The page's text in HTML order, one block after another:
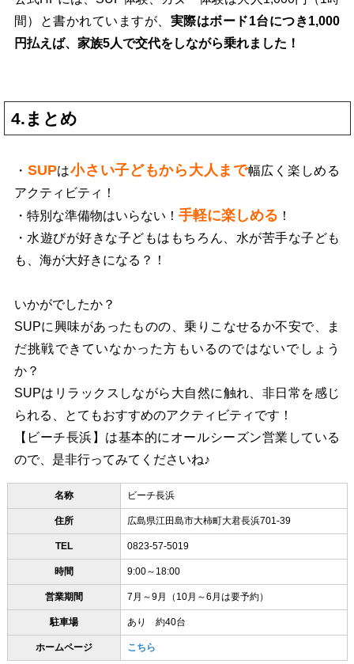
間）と書かれていますが、 実際はボード1台につき1,000
円払えば、家族5人で交代をしながら乗れました！
4.まとめ
・ SUPは小さい子どもから大人まで幅広く楽しめる
アクティビティ！
・特別な準備物はいらない！ 手軽に楽しめる ！
・水遊びが好きな子どもはもちろん、水が苦手な子ども
も、海が大好きになる？！
いかがでしたか？
SUPに興味があったものの、乗りこなせるか不安で、ま
だ挑戦できていなかった方もいるのではないでしょう
か？
SUPはリラックスしながら大自然に触れ、非日常を感じ
られる、とてもおすすめのアクティビティです！
【ビーチ長浜】は基本的にオールシーズン営業している
ので、是非行ってみてくださいね♪
名称 ビーチ長浜
住所 広島県江田島市大柿町大君長浜701-39
TEL 0823-57-5019
時間 9:00～18:00
営業期間 7月～9月（10月～6月は要予約）
駐車場 あり 約40台
ホームページ こちら